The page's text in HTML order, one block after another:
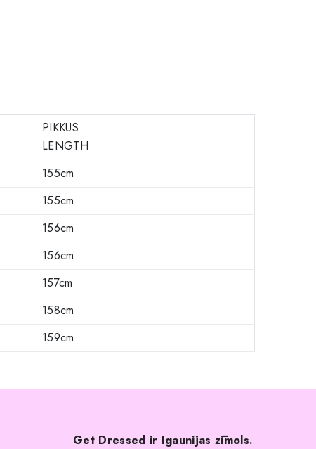
PIKKUS
LENGTH
155cm
155cm
156cm
156cm
157cm
158cm
159cm
Get Dressed ir Igaunijas zīmols.